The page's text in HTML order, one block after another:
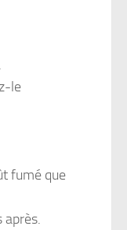
.
le
fumé que
après.